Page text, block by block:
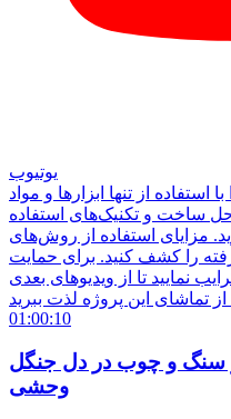
یوتیوب
استفاده از تنها ابزارها و مواد
ساخت و تکنیک‌های استفاده
مزایای استفاده از روش‌های
را کشف کنید. برای حمایت
نمایید تا از ویدیوهای بعدی
01:00:10
سنگ و چوب در دل جنگل
وحشی